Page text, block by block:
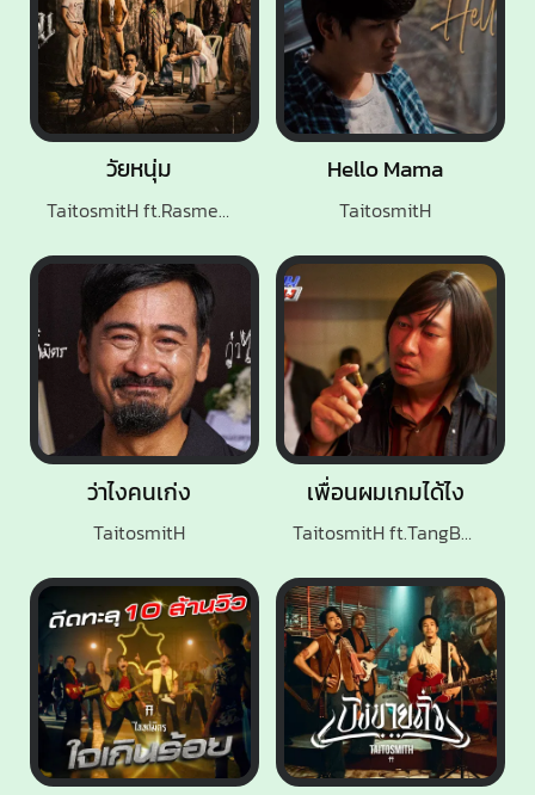
Hello Mama
TaitosmitH
ว่าไงคนเก่ง
TaitosmitH
วัยหนุ่ม
TaitosmitH ft.Rasmee Isan Soul
เพื่อนผมเกมได้ไง
TaitosmitH ft.TangBadVoice